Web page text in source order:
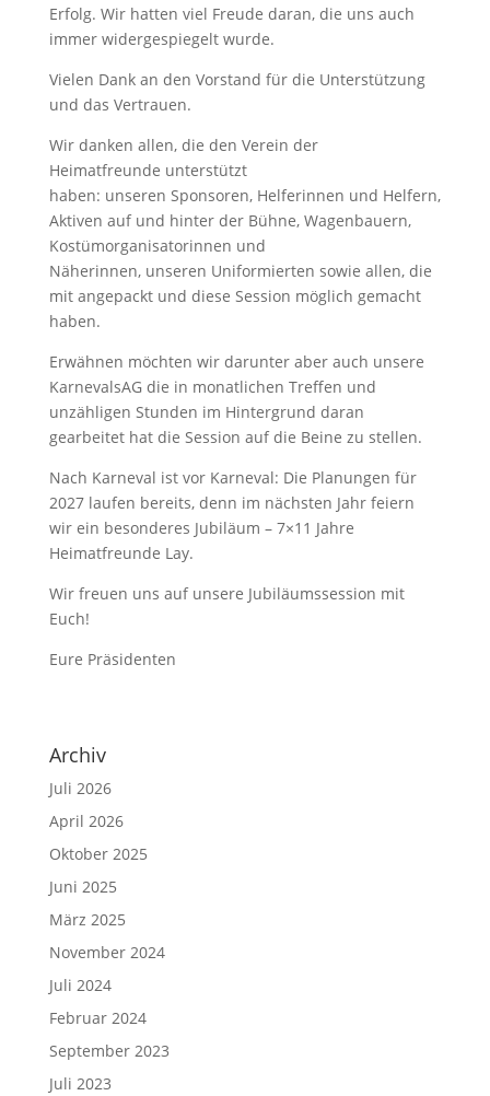
Erfolg. Wir hatten viel Freude daran, die uns auch
immer widergespiegelt wurde.
Vielen Dank an den Vorstand für die Unterstützung
und das Vertrauen.
Wir danken allen, die den Verein der
Heimatfreunde unterstützt
haben: unseren Sponsoren, Helferinnen und Helfern,
Aktiven auf und hinter der Bühne, Wagenbauern,
Kostümorganisatorinnen und
Näherinnen, unseren Uniformierten sowie allen, die
mit angepackt und diese Session möglich gemacht
haben.
Erwähnen möchten wir darunter aber auch unsere
KarnevalsAG die in monatlichen Treffen und
unzähligen Stunden im Hintergrund daran
gearbeitet hat die Session auf die Beine zu stellen.
Nach Karneval ist vor Karneval: Die Planungen für
2027 laufen bereits, denn im nächsten Jahr feiern
wir ein besonderes Jubiläum – 7×11 Jahre
Heimatfreunde Lay.
Wir freuen uns auf unsere Jubiläumssession mit
Euch!
Eure Präsidenten
Archiv
Juli 2026
April 2026
Oktober 2025
Juni 2025
März 2025
November 2024
Juli 2024
Februar 2024
September 2023
Juli 2023